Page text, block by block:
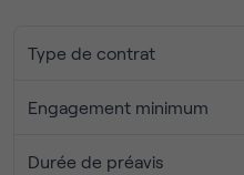
Type de contrat
Engagement minimum
Durée de préavis